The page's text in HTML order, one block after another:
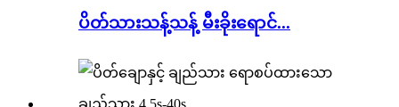
ပိတ်သားသန့်သန့် မီးခိုးရောင်...